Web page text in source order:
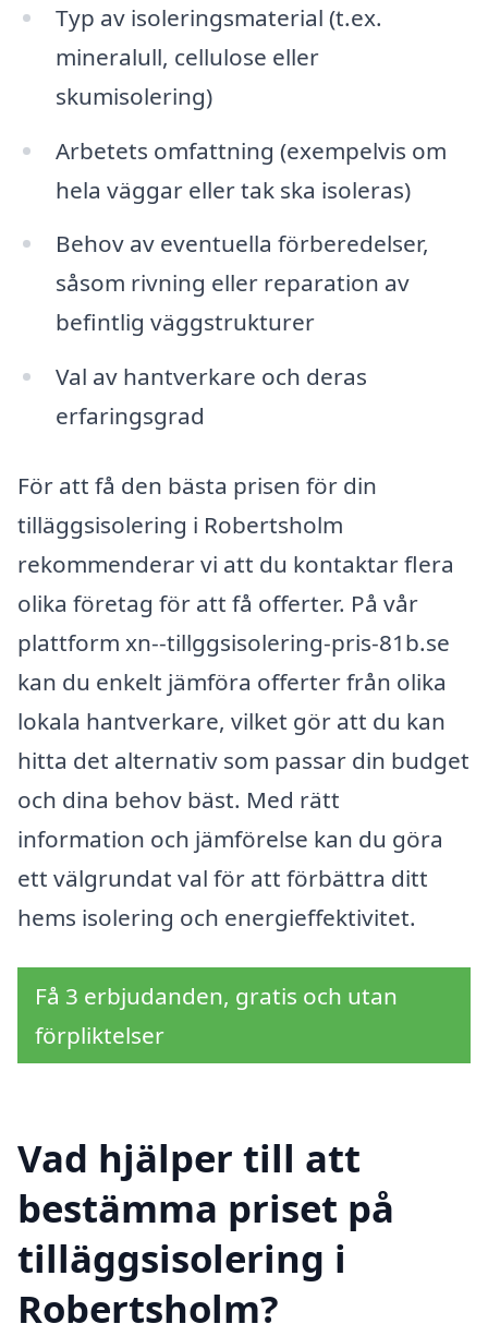
Typ av isoleringsmaterial (t.ex.
mineralull, cellulose eller
skumisolering)
Arbetets omfattning (exempelvis om
hela väggar eller tak ska isoleras)
Behov av eventuella förberedelser,
såsom rivning eller reparation av
befintlig väggstrukturer
Val av hantverkare och deras
erfaringsgrad
För att få den bästa prisen för din
tilläggsisolering i Robertsholm
rekommenderar vi att du kontaktar flera
olika företag för att få offerter. På vår
plattform xn--tillggsisolering-pris-81b.se
kan du enkelt jämföra offerter från olika
lokala hantverkare, vilket gör att du kan
hitta det alternativ som passar din budget
och dina behov bäst. Med rätt
information och jämförelse kan du göra
ett välgrundat val för att förbättra ditt
hems isolering och energieffektivitet.
Få 3 erbjudanden, gratis och utan
förpliktelser
Vad hjälper till att
bestämma priset på
tilläggsisolering i
Robertsholm?